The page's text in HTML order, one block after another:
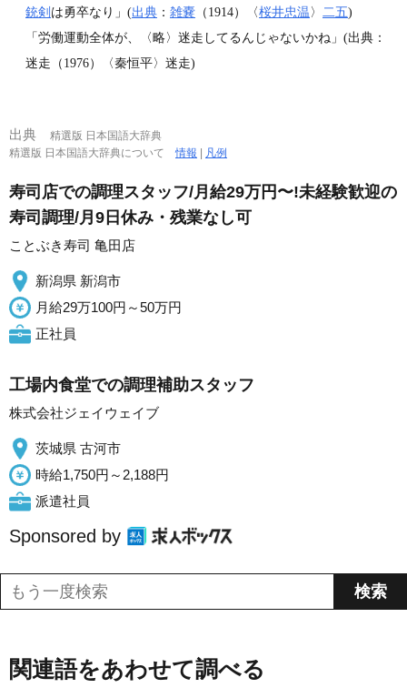
銃剣は勇卒なり」(出典 ： 雑嚢 （1914）〈桜井忠温〉 二五)
「労働運動全体が、〈略〉迷走してるんじゃないかね」(出典：
迷走（1976）〈秦恒平〉迷走)
出典
精選版 日本国語大辞典
精選版 日本国語大辞典について情報 | 凡例
寿司店での調理スタッフ/月給29万円〜!未経験歓迎の
寿司調理/月9日休み・残業なし可
ことぶき寿司 亀田店
新潟県 新潟市
月給29万100円～50万円
正社員
工場内食堂での調理補助スタッフ
株式会社ジェイウェイブ
茨城県 古河市
時給1,750円～2,188円
派遣社員
Sponsored by
関連語をあわせて調べる